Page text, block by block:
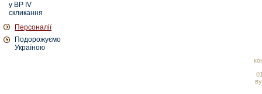
у ВР IV
скликання
Персоналії
Подорожуємо
Україною